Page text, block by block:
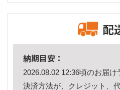
配
納期目安：
2026.08.02 12:36頃のお届け
決済方法が、クレジット、